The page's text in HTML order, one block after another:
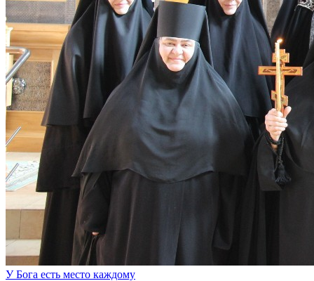
У Бога есть место каждому